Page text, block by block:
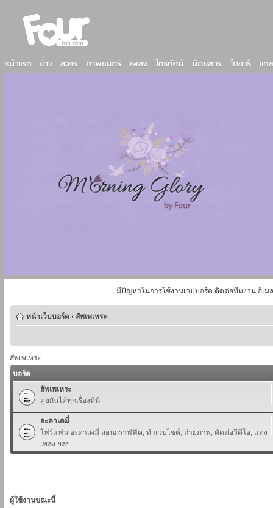
มีปัญหาในการใช้งานเวบบอร์ด ติดต่อทีมงาน อีเม
หน้าเว็บบอร์ด ‹ สัพเพเหระ
สัพเพเหระ
บอร์ด
สัพเพเหระ
คุยกันได้ทุกเรื่องที่นี่
อะคาเดมี่
โฟร์แฟน อะคาเดมี่ สอนกราฟฟิค, ทำเวบไซต์, ถ่ายภาพ, ตัดต่อวีดีโอ, แต่ง
เพลง ฯลฯ
ผู้ใช้งานขณะนี้